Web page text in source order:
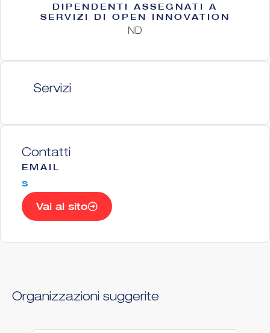
DIPENDENTI ASSEGNATI A
SERVIZI DI OPEN INNOVATION
ND
Servizi
Contatti
EMAIL
s
Vai al sito
Organizzazioni suggerite